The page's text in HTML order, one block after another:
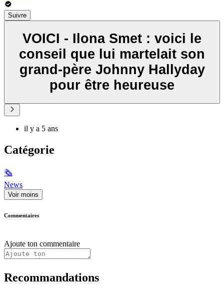
Suivre
VOICI - Ilona Smet : voici le
conseil que lui martelait son
grand-père Johnny Hallyday
pour être heureuse
il y a 5 ans
Catégorie
🗞
News
Voir moins
Commentaires
Ajoute ton commentaire
Recommandations